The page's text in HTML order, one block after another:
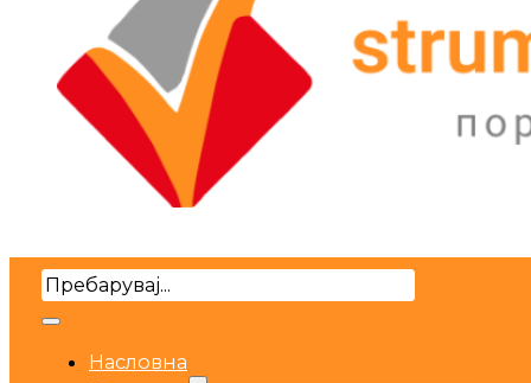
Search
Насловна